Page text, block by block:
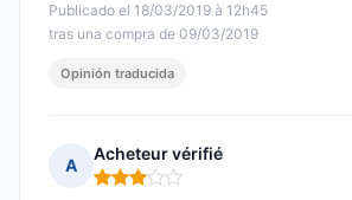
Publicado el 18/03/2019 à 12h45
tras una compra de 09/03/2019
Opinión traducida
A
Acheteur vérifié
Nota: 3 de 5